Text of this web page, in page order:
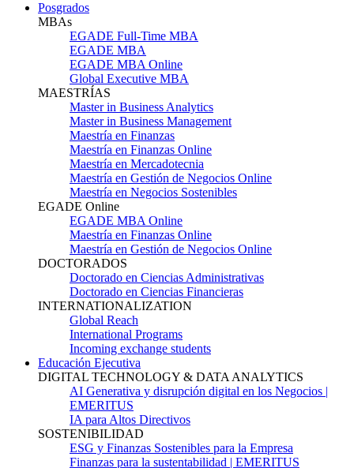
Posgrados
MBAs
EGADE Full-Time MBA
EGADE MBA
EGADE MBA Online
Global Executive MBA
MAESTRÍAS
Master in Business Analytics
Master in Business Management
Maestría en Finanzas
Maestría en Finanzas Online
Maestría en Mercadotecnia
Maestría en Gestión de Negocios Online
Maestría en Negocios Sostenibles
EGADE Online
EGADE MBA Online
Maestría en Finanzas Online
Maestría en Gestión de Negocios Online
DOCTORADOS
Doctorado en Ciencias Administrativas
Doctorado en Ciencias Financieras
INTERNATIONALIZATION
Global Reach
International Programs
Incoming exchange students
Educación Ejecutiva
DIGITAL TECHNOLOGY & DATA ANALYTICS
AI Generativa y disrupción digital en los Negocios |
EMERITUS
IA para Altos Directivos
SOSTENIBILIDAD
ESG y Finanzas Sostenibles para la Empresa
Finanzas para la sustentabilidad | EMERITUS